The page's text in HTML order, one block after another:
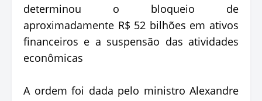
determinou o bloqueio de
aproximadamente R$ 52 bilhões em ativos
financeiros e a suspensão das atividades
econômicas
A ordem foi dada pelo ministro Alexandre